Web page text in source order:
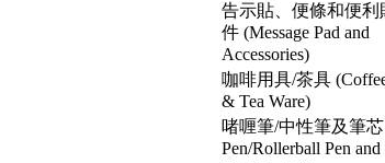
告示貼、便條和便利
件 (Message Pad and
Accessories)
咖啡用具/茶具
& Tea Ware)
啫喱筆/中性筆及筆芯
Pen/Rollerball Pen